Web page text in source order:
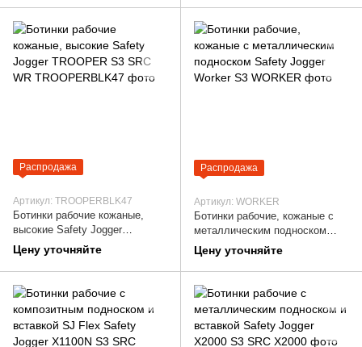
Распродажа
Артикул: TROOPERBLK47
Ботинки рабочие кожаные,
высокие Safety Jogger
TROOPER S3 SRC WR
Цену уточняйте
Распродажа
Артикул: WORKER
Ботинки рабочие, кожаные с
металлическим подноском
Safety Jogger Worker S3
Цену уточняйте